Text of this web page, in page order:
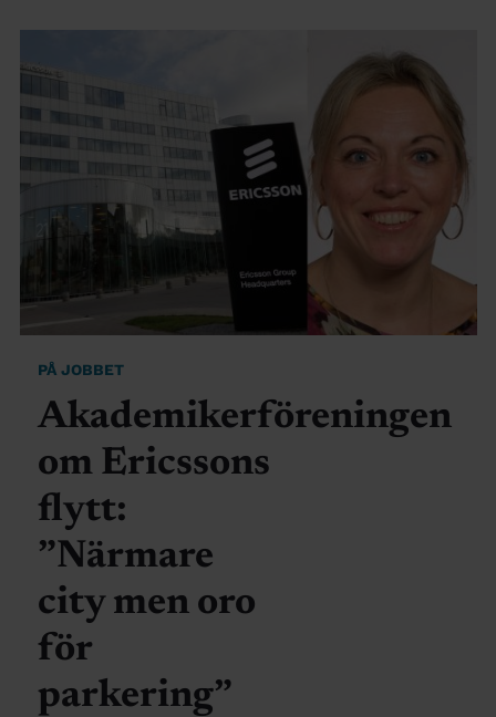
PÅ JOBBET
Akademikerföreningen
om Ericssons
flytt:
”Närmare
city men oro
för
parkering”